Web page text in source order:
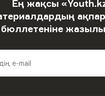
Ең жақсы
бюллетеніне